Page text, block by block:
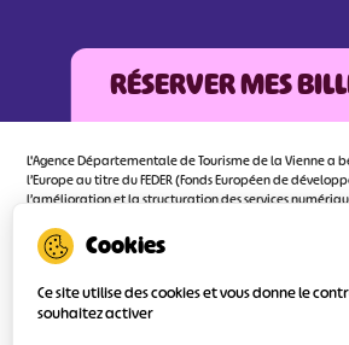
RÉSERVER MES
L'Agence Départementale de Tourisme de la Vienne a
l’Europe au titre du FEDER (Fonds Européen de
l’amélioration et la structuration des services
d’orienter au mieux le visiteur.
Ce site utilise des cookies et vous donne le
souhaitez activer